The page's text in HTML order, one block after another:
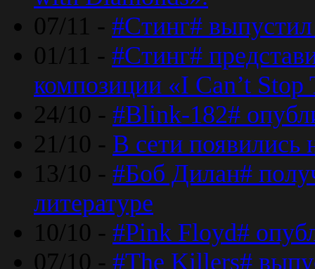
07/11 - #Стинг#
01/11 - #Стинг#
композиции «I Can’t
24/10 - #Blink-182#
21/10 - В сети появились
13/10 - #Боб Дилан#
литературе
10/10 - #Pink Floyd#
07/10 - #The Killers#